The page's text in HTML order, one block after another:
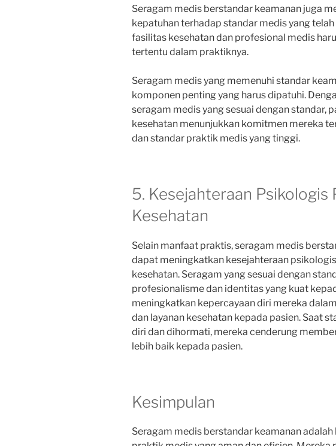
Seragam medis berstandar keamanan juga
kepatuhan terhadap standar medis yang
fasilitas kesehatan dan profesional medis
tertentu dalam praktiknya.
Seragam medis yang memenuhi standar
komponen penting yang harus dipatuhi.
seragam medis yang sesuai dengan standar,
kesehatan menunjukkan komitmen mereka
dan standar praktik medis yang tinggi.
5. Kesejahteraan Psikologis
Kesehatan
Selain manfaat praktis, seragam medis
dapat meningkatkan kesejahteraan
kesehatan. Seragam yang sesuai dengan
profesionalisme dan identitas yang kuat
meningkatkan kepercayaan diri mereka
dan layanan kesehatan kepada pasien. Saat
diri dan dihormati, mereka cenderung
lebih baik kepada pasien.
Kesimpulan
Seragam medis berstandar keamanan